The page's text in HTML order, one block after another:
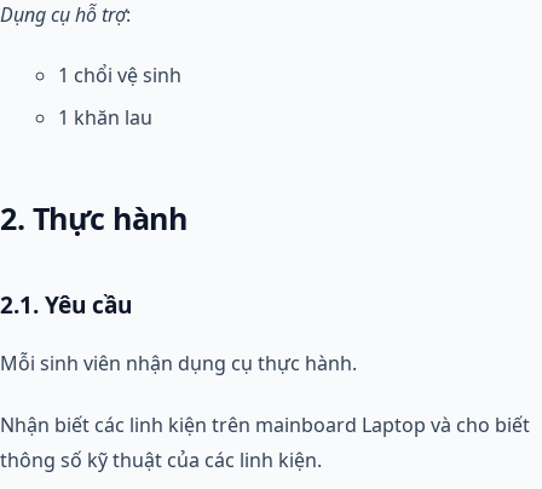
Dụng cụ hỗ trợ:
1 chổi vệ sinh
1 khăn lau
2. Thực hành
2.1. Yêu cầu
Mỗi sinh viên nhận dụng cụ thực hành.
Nhận biết các linh kiện trên mainboard Laptop và cho biết
thông số kỹ thuật của các linh kiện.